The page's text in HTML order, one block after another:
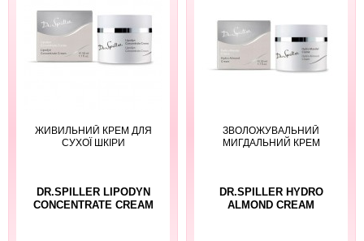
ЖИВИЛЬНИЙ КРЕМ ДЛЯ
СУХОЇ ШКІРИ
DR.SPILLER LIPODYN
CONCENTRATE CREAM
ЗВОЛОЖУВАЛЬНИЙ
МИГДАЛЬНИЙ КРЕМ
DR.SPILLER HYDRO
ALMOND CREAM